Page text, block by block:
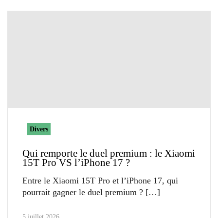
Divers
Qui remporte le duel premium : le Xiaomi
15T Pro VS l’iPhone 17 ?
Entre le Xiaomi 15T Pro et l’iPhone 17, qui
pourrait gagner le duel premium ?